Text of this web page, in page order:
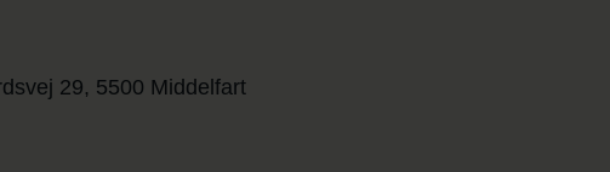
29, 5500 Middelfart